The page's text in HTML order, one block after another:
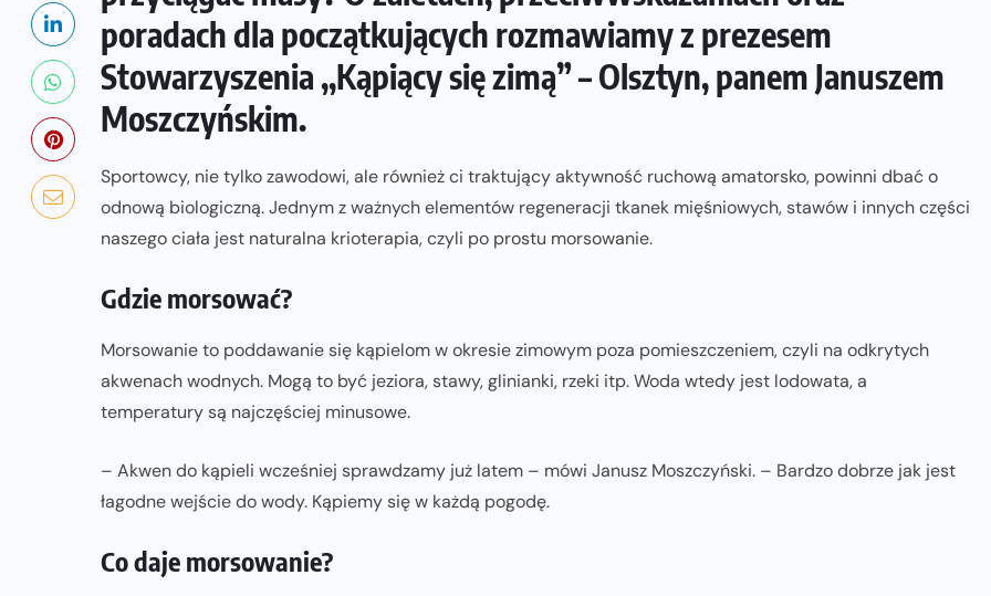
poradach dla początkujących rozmawiamy z prezesem
Stowarzyszenia ,,Kąpiący się zimą” – Olsztyn, panem Januszem
Moszczyńskim.
Sportowcy, nie tylko zawodowi, ale również ci traktujący aktywność ruchową amatorsko, powinni dbać o
odnową biologiczną. Jednym z ważnych elementów regeneracji tkanek mięśniowych, stawów i innych części
naszego ciała jest naturalna krioterapia, czyli po prostu morsowanie.
Gdzie morsować?
Morsowanie to poddawanie się kąpielom w okresie zimowym poza pomieszczeniem, czyli na odkrytych
akwenach wodnych. Mogą to być jeziora, stawy, glinianki, rzeki itp. Woda wtedy jest lodowata, a
temperatury są najczęściej minusowe.
– Akwen do kąpieli wcześniej sprawdzamy już latem – mówi Janusz Moszczyński. – Bardzo dobrze jak jest
łagodne wejście do wody. Kąpiemy się w każdą pogodę.
Co daje morsowanie?